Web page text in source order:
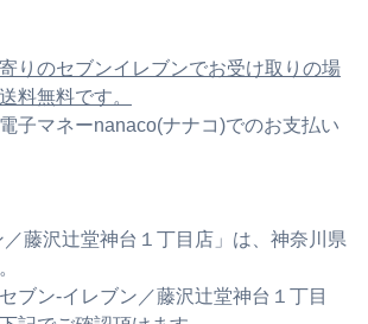
りのセブンイレブンでお受け取りの場
料無料です。
子マネーnanaco(ナナコ)でのお支払い
／藤沢辻堂神台１丁目店」は、神奈川県
ブン‐イレブン／藤沢辻堂神台１丁目